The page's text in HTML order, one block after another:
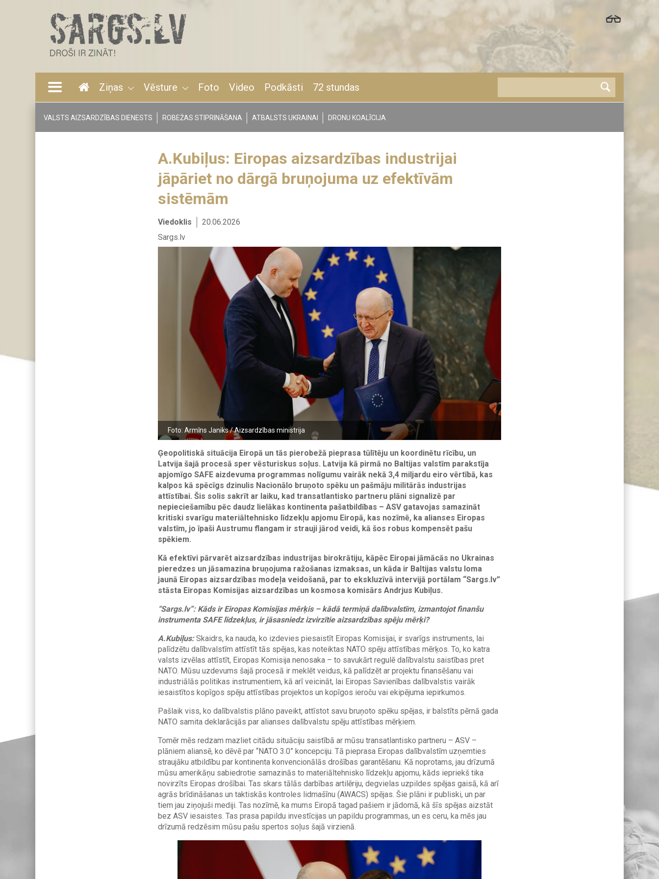
Main
navigation
Ziņas Vēsture Foto Video Podkāsti 72 stundas
VALSTS AIZSARDZĪBAS DIENESTS ROBEŽAS STIPRINĀŠANA ATBALSTS UKRAINAI DRONU KOALĪCIJA
A.Kubiļus: Eiropas aizsardzības industrijai
jāpāriet no dārgā bruņojuma uz efektīvām
sistēmām
Viedoklis
20.06.2026
Sargs.lv
Foto: Armīns Janiks / Aizsardzības ministrija
Ģeopolitiskā situācija Eiropā un tās pierobežā pieprasa tūlītēju un koordinētu rīcību, un
Latvija šajā procesā sper vēsturiskus soļus. Latvija kā pirmā no Baltijas valstīm parakstīja
apjomīgo SAFE aizdevuma programmas nolīgumu vairāk nekā 3,4 miljardu eiro vērtībā, kas
kalpos kā spēcīgs dzinulis Nacionālo bruņoto spēku un pašmāju militārās industrijas
attīstībai. Šis solis sakrīt ar laiku, kad transatlantisko partneru plāni signalizē par
nepieciešamību pēc daudz lielākas kontinenta pašatbildības – ASV gatavojas samazināt
kritiski svarīgu materiāltehnisko līdzekļu apjomu Eiropā, kas nozīmē, ka alianses Eiropas
valstīm, jo īpaši Austrumu flangam ir strauji jārod veidi, kā šos robus kompensēt pašu
spēkiem.
Kā efektīvi pārvarēt aizsardzības industrijas birokrātiju, kāpēc Eiropai jāmācās no Ukrainas
pieredzes un jāsamazina bruņojuma ražošanas izmaksas, un kāda ir Baltijas valstu loma
jaunā Eiropas aizsardzības modeļa veidošanā, par to ekskluzīvā intervijā portālam “Sargs.lv”
stāsta Eiropas Komisijas aizsardzības un kosmosa komisārs Andrjus Kubiļus.
“Sargs.lv”: Kāds ir Eiropas Komisijas mērķis – kādā termiņā dalībvalstīm, izmantojot finanšu
instrumenta SAFE līdzekļus, ir jāsasniedz izvirzītie aizsardzības spēju mērķi?
A.Kubiļus:Skaidrs, ka nauda, ko izdevies piesaistīt Eiropas Komisijai, ir svarīgs instruments, lai
palīdzētu dalībvalstīm attīstīt tās spējas, kas noteiktas NATO spēju attīstības mērķos. To, ko katra
valsts izvēlas attīstīt, Eiropas Komisija nenosaka – to savukārt regulē dalībvalstu saistības pret
NATO. Mūsu uzdevums šajā procesā ir meklēt veidus, kā palīdzēt ar projektu finansēšanu vai
industriālās politikas instrumentiem, kā arī veicināt, lai Eiropas Savienības dalībvalstis vairāk
iesaistītos kopīgos spēju attīstības projektos un kopīgos ieroču vai ekipējuma iepirkumos.
Pašlaik viss, ko dalībvalstis plāno paveikt, attīstot savu bruņoto spēku spējas, ir balstīts pērnā gada
NATO samita deklarācijās par alianses dalībvalstu spēju attīstības mērķiem.
Tomēr mēs redzam mazliet citādu situāciju saistībā ar mūsu transatlantisko partneru – ASV –
plāniem aliansē, ko dēvē par “NATO 3.0” koncepciju. Tā pieprasa Eiropas dalībvalstīm uzņemties
straujāku atbildību par kontinenta konvencionālās drošības garantēšanu. Kā noprotams, jau drīzumā
mūsu amerikāņu sabiedrotie samazinās to materiāltehnisko līdzekļu apjomu, kāds iepriekš tika
novirzīts Eiropas drošībai. Tas skars tālās darbības artilēriju, degvielas uzpildes spējas gaisā, kā arī
agrās brīdināšanas un taktiskās kontroles lidmašīnu (AWACS) spējas. Šie plāni ir publiski, un par
tiem jau ziņojuši mediji. Tas nozīmē, ka mums Eiropā tagad pašiem ir jādomā, kā šīs spējas aizstāt
bez ASV iesaistes. Tas prasa papildu investīcijas un papildu programmas, un es ceru, ka mēs jau
drīzumā redzēsim mūsu pašu spertos soļus šajā virzienā.